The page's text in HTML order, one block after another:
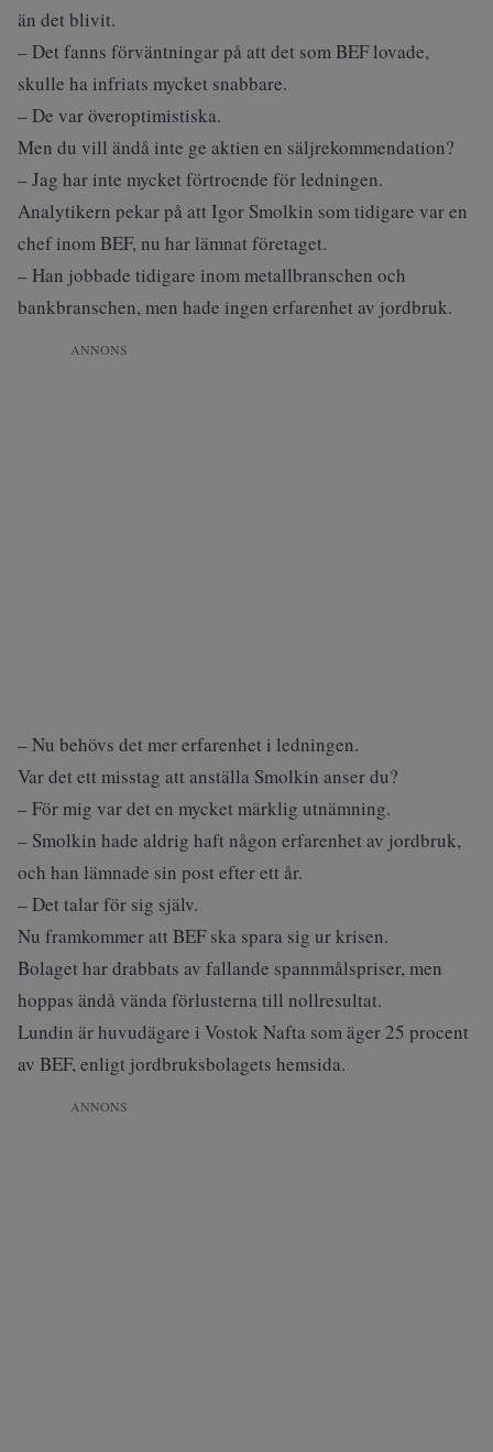
än det blivit.
– Det fanns förväntningar på att det som BEF lovade,
skulle ha infriats mycket snabbare.
– De var överoptimistiska.
Men du vill ändå inte ge aktien en säljrekommendation?
– Jag har inte mycket förtroende för ledningen.
Analytikern pekar på att Igor Smolkin som tidigare var en
chef inom BEF, nu har lämnat företaget.
– Han jobbade tidigare inom metallbranschen och
bankbranschen, men hade ingen erfarenhet av jordbruk.
ANNONS
– Nu behövs det mer erfarenhet i ledningen.
Var det ett misstag att anställa Smolkin anser du?
– För mig var det en mycket märklig utnämning.
– Smolkin hade aldrig haft någon erfarenhet av jordbruk,
och han lämnade sin post efter ett år.
– Det talar för sig själv.
Nu framkommer att BEF ska spara sig ur krisen.
Bolaget har drabbats av fallande spannmålspriser, men
hoppas ändå vända förlusterna till nollresultat.
Lundin är huvudägare i Vostok Nafta som äger 25 procent
av BEF, enligt jordbruksbolagets hemsida.
ANNONS